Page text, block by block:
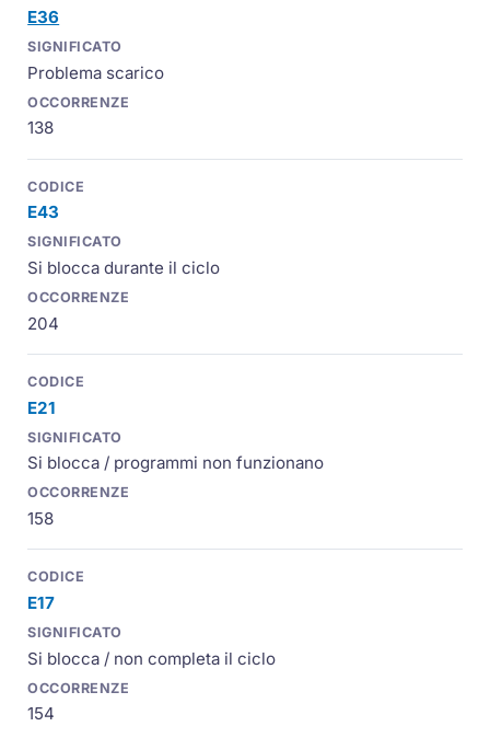
E36
Problema scarico
138
E43
Si blocca durante il ciclo
204
E21
Si blocca / programmi non funzionano
158
E17
Si blocca / non completa il ciclo
154